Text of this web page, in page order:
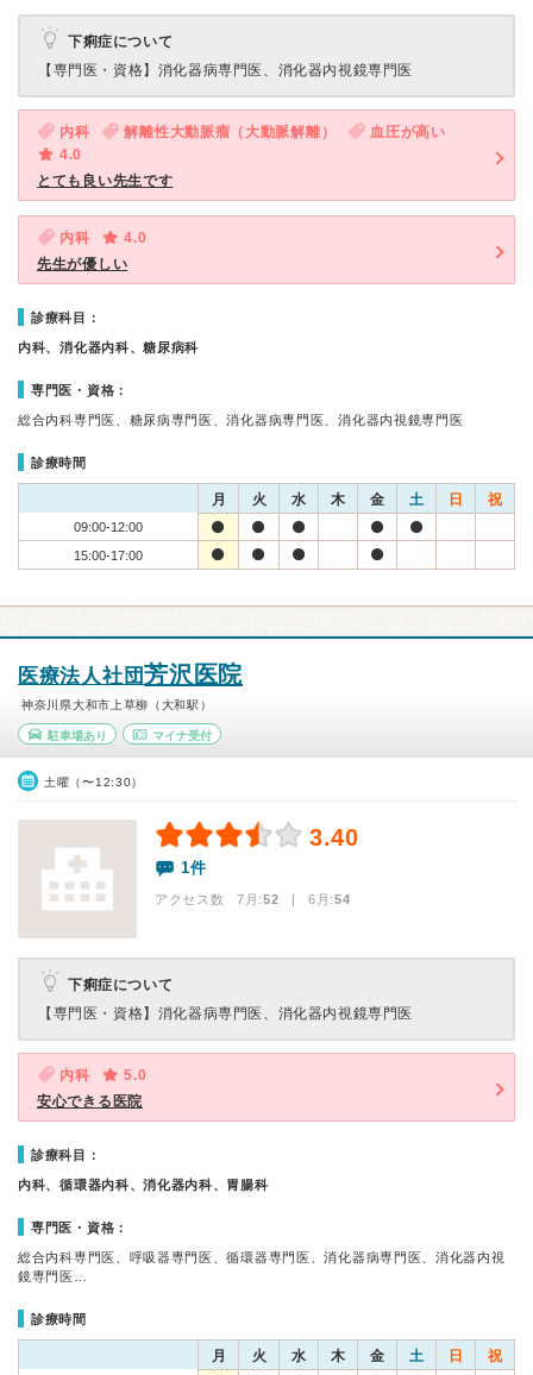
下痢症について
【専門医・資格】 消化器病専門医、消化器内視鏡専門医
内科 解離性大動脈瘤（大動脈解離）
血圧が高い
4.0
とても良い先生です
内科
4.0
先生が優しい
診療科目：
内科、消化器内科、糖尿病科
専門医・資格：
総合内科専門医、糖尿病専門医、消化器病専門医、消化器内視鏡専門医
診療時間
月 火 水 木 金 土 日 祝
09:00-12:00
15:00-17:00
医療法人社団芳沢医院
神奈川県大和市上草柳（大和駅）
駐車場あり マイナ受付
土曜（〜12:30）
3.40
1件
アクセス数 7月:52 | 6月:54
下痢症について
【専門医・資格】 消化器病専門医、消化器内視鏡専門医
内科
5.0
安心できる医院
診療科目：
内科、循環器内科、消化器内科、胃腸科
専門医・資格：
総合内科専門医、呼吸器専門医、循環器専門医、消化器病専門医、消化器内視
鏡専門医…
診療時間
月 火 水 木 金 土 日 祝